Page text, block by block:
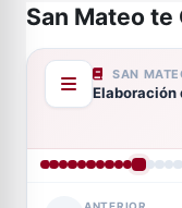
San Mateo te
Requisitos de
SAN
Elaboración
ANTERIOR